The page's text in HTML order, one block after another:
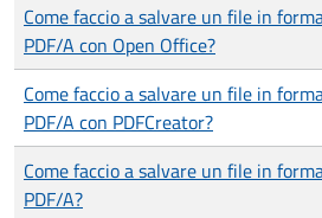
Come faccio a salvare un file in
PDF/A con Open Office?
Come faccio a salvare un file in
PDF/A con PDFCreator?
Come faccio a salvare un file in
PDF/A?